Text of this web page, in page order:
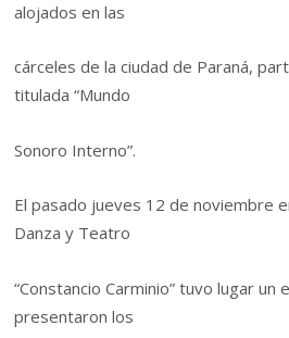
alojados en las
cárceles de la ciudad de Paraná,
titulada “Mundo
Sonoro Interno”.
El pasado jueves 12 de noviembre
Danza y Teatro
“Constancio Carminio” tuvo lugar un
presentaron los